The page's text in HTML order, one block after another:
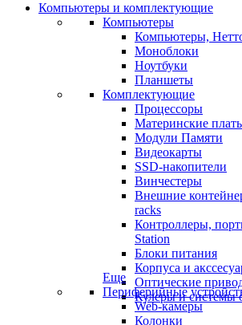
Компьютеры и комплектующие
Компьютеры
Компьютеры,
Моноблоки
Ноутбуки
Планшеты
Комплектующие
Процессоры
Материнские
Модули Памяти
Видеокарты
SSD-накопители
Винчестеры
Внешние
racks
Контроллеры,
Station
Блоки питания
Корпуса и
Оптические
Кулеры и системы
Еще
Периферийные
Web-камеры
Колонки